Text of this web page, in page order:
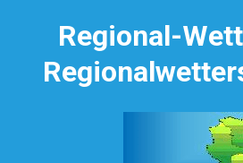
Regional-